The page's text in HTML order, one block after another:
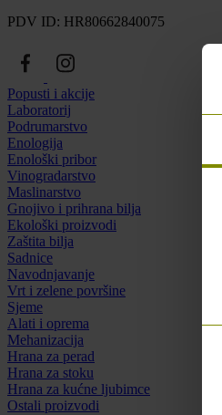
PDV ID: HR80662840075
Popusti i akcije
Laboratorij
Podrumarstvo
Enologija
Enološki pribor
Vinogradarstvo
Maslinarstvo
Gnojivo i prihrana bilja
Ekološki proizvodi
Zaštita bilja
Sadnice
Navodnjavanje
Vrt i zelene površine
Sjeme
Alati i oprema
Mehanizacija
Hrana za perad
Hrana za stoku
Hrana za kućne ljubimce
Ostali proizvodi